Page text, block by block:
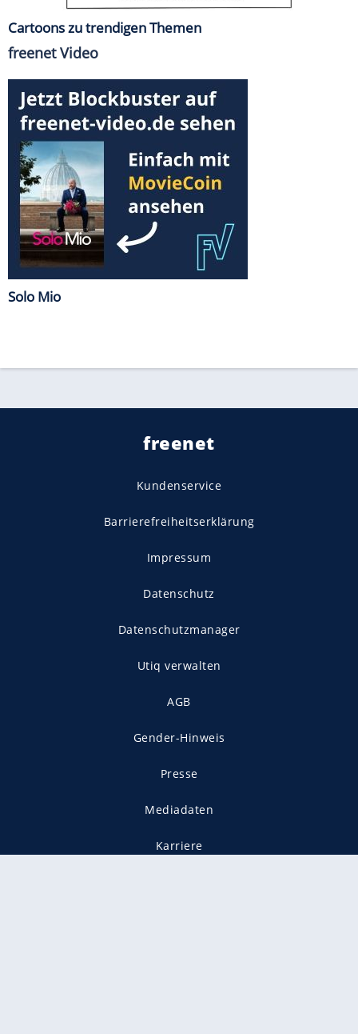
Cartoons zu trendigen Themen
freenet Video
Solo Mio
freenet
Kundenservice
Barrierefreiheitserklärung
Impressum
Datenschutz
Datenschutzmanager
Utiq verwalten
AGB
Gender-Hinweis
Presse
Mediadaten
Karriere